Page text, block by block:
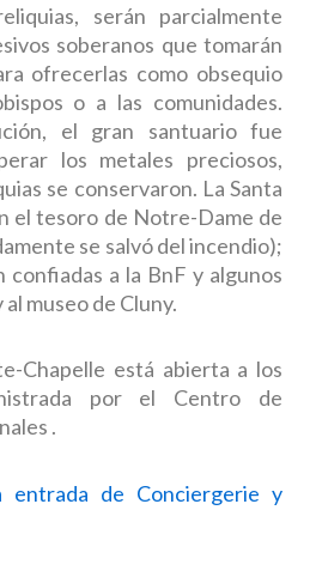
serán parcialmente
soberanos que tomarán
ofrecerlas como obsequio
o a las comunidades.
el gran santuario fue
los metales preciosos,
se conservaron. La Santa
el tesoro de Notre-Dame de
se salvó del incendio);
confiadas a la BnF y algunos
museo de Cluny.
Chapelle está abierta a los
por el Centro de
.
entrada de Conciergerie y